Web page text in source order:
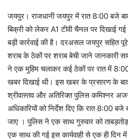
जयपुर। राजधानी जयपुर में रात 8:00 बजे
बिक्री को लेकर A1 टीवी चैनल पर दिखाई
बड़ी कार्रवाई की है। दरअसल जयपुर सहित
शराब के ठेकों पर शराब बेची जाने जानकारी
ने एक मुहिम चलाकर कई ठेकों पर रात में 8:00
खबर दिखाई थी। इस खबर के प्रसारण के
श्रीवास्तव और अतिरिक्त पुलिस कमिश्नर
अधिकारियों को निर्देश दिए कि रात 8:00
जाए । पुलिस ने एक साथ गुरुवार को ताबड़तोड़
एक साथ की गई इस कार्यवाही से एक ही